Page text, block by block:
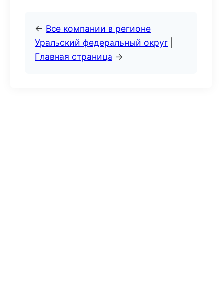
← Все компании в регионе
Уральский федеральный округ
Главная страница →